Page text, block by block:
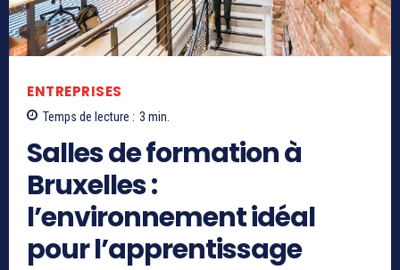
ENTREPRISES
Temps de lecture : 3 min.
Salles de formation à
Bruxelles :
l’environnement idéal
pour l’apprentissage